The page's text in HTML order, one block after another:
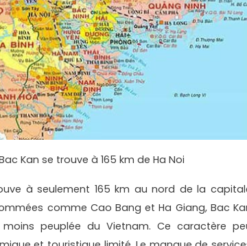
Kan se trouve à 165 km de Ha Noi
à seulement 165 km au nord de la
comme Cao Bang et Ha Giang, Bac
peuplée du Vietnam. Ce caractère